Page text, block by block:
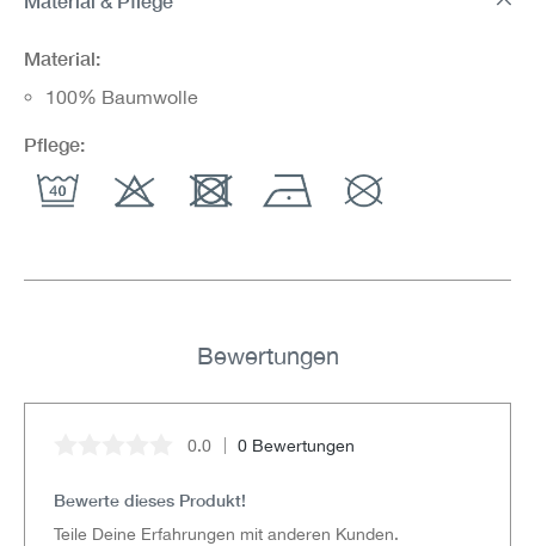
Material:
100% Baumwolle
Pflege:
Bewertungen
Durchschnittliche Bewertung von 0 von 5 Sternen
0.0 0 Bewertungen
Bewerte dieses Produkt!
Teile Deine Erfahrungen mit anderen Kunden.